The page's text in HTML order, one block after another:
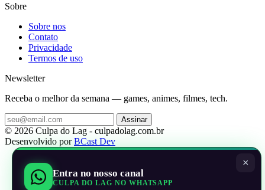
Sobre
Sobre nos
Contato
Privacidade
Termos de uso
Newsletter
Receba o melhor da semana — games, animes, filmes, tech.
Assinar
© 2026 Culpa do Lag - culpadolag.com.br
Desenvolvido porBCast Dev
×
Entra no nosso canal
CULPA DO LAG NO WHATSAPP